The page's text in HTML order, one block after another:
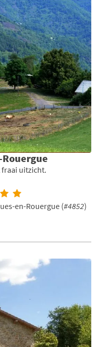
uitzicht.
en-Rouergue (#4852)